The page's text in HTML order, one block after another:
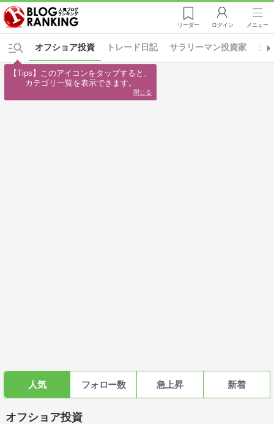
リーダー ログイン メニュー
トレード日記 サラリーマン投資家 シ
オフショア投資
人気 フォロー数 急上昇 新着
オフショア投資
【Tips】このアイコンをタップすると、
カテゴリ一覧を表示できます。
閉じる